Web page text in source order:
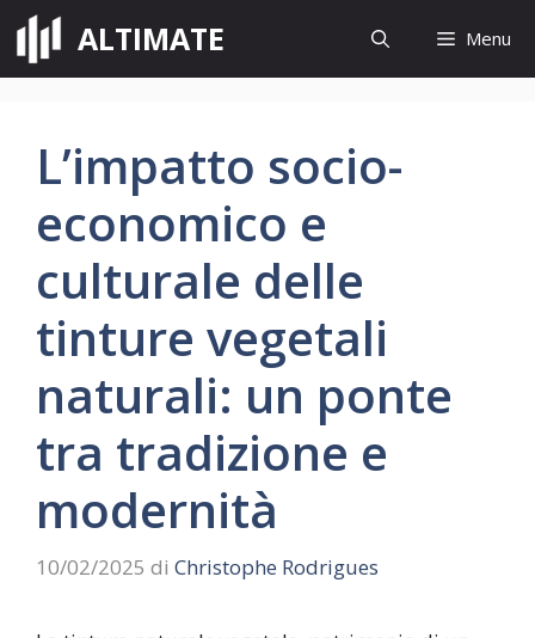
contenuto
ALTIMATE Menu
L’impatto socio-
economico e
culturale delle
tinture vegetali
naturali: un ponte
tra tradizione e
modernità
10/02/2025 di Christophe Rodrigues